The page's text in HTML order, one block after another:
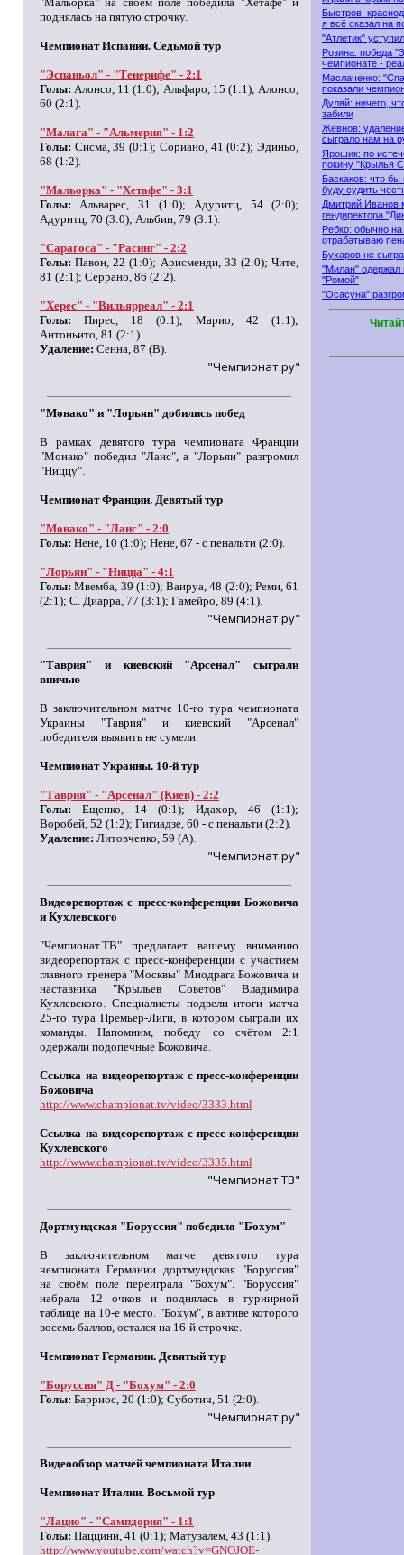
поднялась на пятую строчку.
Чемпионат Испании. Седьмой тур
"Эспаньол" - "Тенерифе" - 2:1
Голы: Алонсо, 11 (1:0); Альфаро, 15 (1:1); Алонсо,
60 (2:1).
"Малага" - "Альмерия" - 1:2
Голы: Сисма, 39 (0:1); Сориано, 41 (0:2); Эдиньо,
68 (1:2).
"Мальорка" - "Хетафе" - 3:1
Голы: Альварес, 31 (1:0); Адуритц, 54 (2:0);
Адуритц, 70 (3:0); Альбин, 79 (3:1).
"Сарагоса" - "Расинг" - 2:2
Голы: Павон, 22 (1:0); Арисменди, 33 (2:0); Чите,
81 (2:1); Серрано, 86 (2:2).
"Херес" - "Вильярреал" - 2:1
Голы: Пирес, 18 (0:1); Марио, 42 (1:1);
Антоньито, 81 (2:1).
Удаление: Сенна, 87 (В).
"Чемпионат.ру"
"Монако" и "Лорьян" добились побед
В рамках девятого тура чемпионата Франции
"Монако" победил "Ланс", а "Лорьян" разгромил
"Ниццу".
Чемпионат Франции. Девятый тур
"Монако" - "Ланс" - 2:0
Голы: Нене, 10 (1:0); Нене, 67 - с пенальти (2:0).
"Лорьян" - "Ницца" - 4:1
Голы: Мвемба, 39 (1:0); Ваируа, 48 (2:0); Реми, 61
(2:1); С. Диарра, 77 (3:1); Гамейро, 89 (4:1).
"Чемпионат.ру"
"Таврия" и киевский "Арсенал" сыграли
вничью
В заключительном матче 10-го тура чемпионата
Украины "Таврия" и киевский "Арсенал"
победителя выявить не сумели.
Чемпионат Украины. 10-й тур
"Таврия" - "Арсенал" (Киев) - 2:2
Голы: Ещенко, 14 (0:1); Идахор, 46 (1:1);
Воробей, 52 (1:2); Гигиадзе, 60 - с пенальти (2:2).
Удаление: Литовченко, 59 (А).
"Чемпионат.ру"
Видеорепортаж с пресс-конференции Божовича
и Кухлевского
"Чемпионат.ТВ" предлагает вашему вниманию
видеорепортаж с пресс-конференции с участием
главного тренера "Москвы" Миодрага Божовича и
наставника "Крыльев Советов" Владимира
Кухлевского. Специалисты подвели итоги матча
25-го тура Премьер-Лиги, в котором сыграли их
команды. Напомним, победу со счётом 2:1
одержали подопечные Божовича.
Ссылка на видеорепортаж с пресс-конференции
Божовича
http://www.championat.tv/video/3333.html
Ссылка на видеорепортаж с пресс-конференции
Кухлевского
http://www.championat.tv/video/3335.html
"Чемпионат.ТВ"
Дортмундская "Боруссия" победила "Бохум"
В заключительном матче девятого тура
чемпионата Германии дортмундская "Боруссия"
на своём поле переиграла "Бохум". "Боруссия"
набрала 12 очков и поднялась в турнирной
таблице на 10-е место. "Бохум", в активе которого
восемь баллов, остался на 16-й строчке.
Чемпионат Германии. Девятый тур
"Боруссия" Д - "Бохум" - 2:0
Голы: Барриос, 20 (1:0); Суботич, 51 (2:0).
"Чемпионат.ру"
Видеообзор матчей чемпионата Италии
Чемпионат Италии. Восьмой тур
"Лацио" - "Сампдория" - 1:1
Голы: Паццини, 41 (0:1); Матузалем, 43 (1:1).
http://www.youtube.com/watch?v=GNOJOE-
Быстров:
я всё сказал на
"Атлетик"
Розина: победа
чемпионате -
Маслаченко:
показали
Дуляй: ничего,
забили
Жевнов:
сыграло нам на
Ярошик: по
покину "Крылья
Баскаков: что бы
буду судить
Дмитрий Иванов
гендиректора
Ребко: обычно на
отрабатываю
Бухаров не
"Милан" одержал
"Ромой"
"Осасуна"